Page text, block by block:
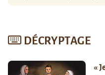
DÉCRYPTAGE
«